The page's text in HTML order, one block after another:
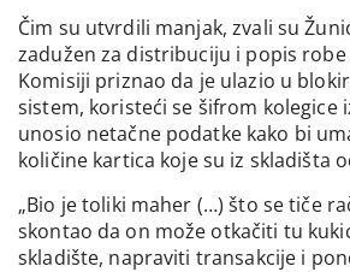
Čim su utvrdili manjak, zvali su
zadužen za distribuciju i popis
Komisiji priznao da je ulazio u
sistem, koristeći se šifrom kolegice
unosio netačne podatke kako bi
količine kartica koje su iz skladišta
„Bio je toliki maher (…) što se tiče
skontao da on može otkačiti tu
skladište, napraviti transakcije i